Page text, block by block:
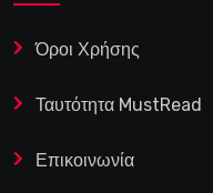
Όροι Χρήσης
Ταυτότητα MustRead
Επικοινωνία